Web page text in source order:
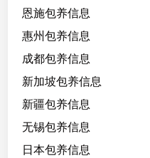
恩施包养信息
惠州包养信息
成都包养信息
新加坡包养信息
新疆包养信息
无锡包养信息
日本包养信息